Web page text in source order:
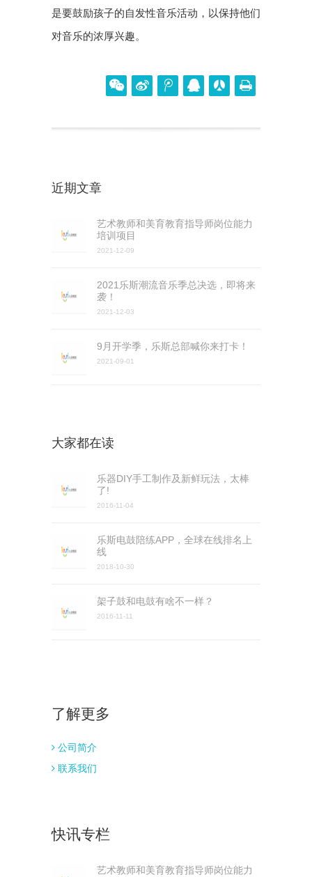
是要鼓励孩子的自发性音乐活动，以保持他们
对音乐的浓厚兴趣。
近期文章
艺术教师和美育教育指导师岗位能力
培训项目
2021-12-09
2021乐斯潮流音乐季总决选，即将来
袭！
2021-12-03
9月开学季，乐斯总部喊你来打卡！
2021-09-01
大家都在读
乐器DIY手工制作及新鲜玩法，太棒
了!
2016-11-04
乐斯电鼓陪练APP，全球在线排名上
线
2018-10-30
架子鼓和电鼓有啥不一样？
2016-11-11
了解更多
公司简介
联系我们
快讯专栏
艺术教师和美育教育指导师岗位能力